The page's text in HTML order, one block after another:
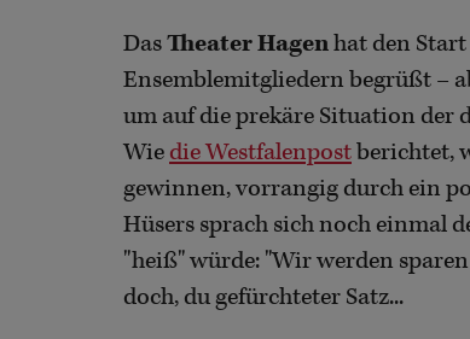
DasTheater Hagenhat den
Ensemblemitgliedern begrüßt –
um auf die prekäre Situation der
Wie die Westfalenpostberichtet,
gewinnen, vorrangig durch ein
Hüsers sprach sich noch einmal
"heiß" würde: "Wir werden
doch, du gefürchteter Satz...